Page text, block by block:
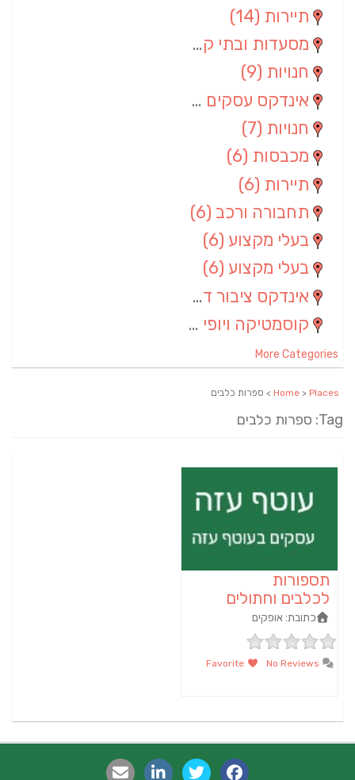
תיירות (14)
מסעדות ובתי קפה
חנויות (9)
אינדקס עסקים ארצי
חנויות (7)
מכבסות (6)
תיירות (6)
תחבורה ורכב (6)
בעלי מקצוע (6)
בעלי מקצוע (6)
אינדקס ציבור דתי
קוסמטיקה ויופי (4)
More Categories
Home > Places > ספרות כלבים
Tag: ספרות כלבים
תספורות
לכלבים וחתולים
כתובת:אופקים